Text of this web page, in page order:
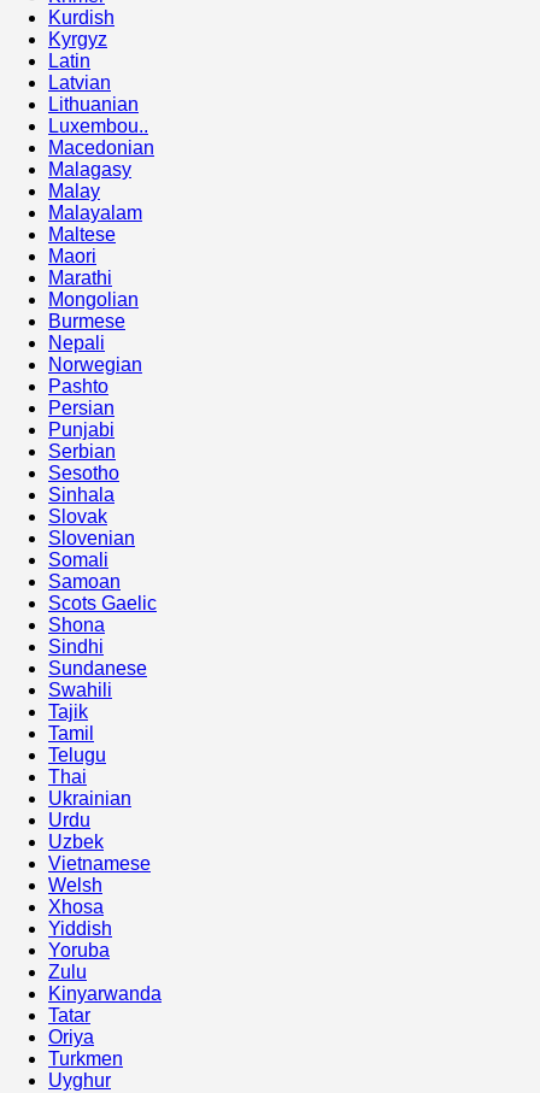
Kurdish
Kyrgyz
Latin
Latvian
Lithuanian
Luxembou..
Macedonian
Malagasy
Malay
Malayalam
Maltese
Maori
Marathi
Mongolian
Burmese
Nepali
Norwegian
Pashto
Persian
Punjabi
Serbian
Sesotho
Sinhala
Slovak
Slovenian
Somali
Samoan
Scots Gaelic
Shona
Sindhi
Sundanese
Swahili
Tajik
Tamil
Telugu
Thai
Ukrainian
Urdu
Uzbek
Vietnamese
Welsh
Xhosa
Yiddish
Yoruba
Zulu
Kinyarwanda
Tatar
Oriya
Turkmen
Uyghur